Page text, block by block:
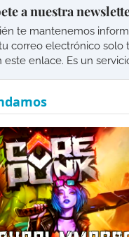
a nuestra
te mantenemos
correo electrónico
este enlace. Es un